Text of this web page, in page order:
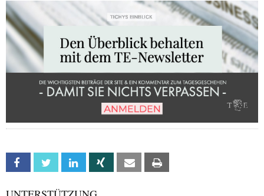
Facebook Twitter Linkedin Xing Email